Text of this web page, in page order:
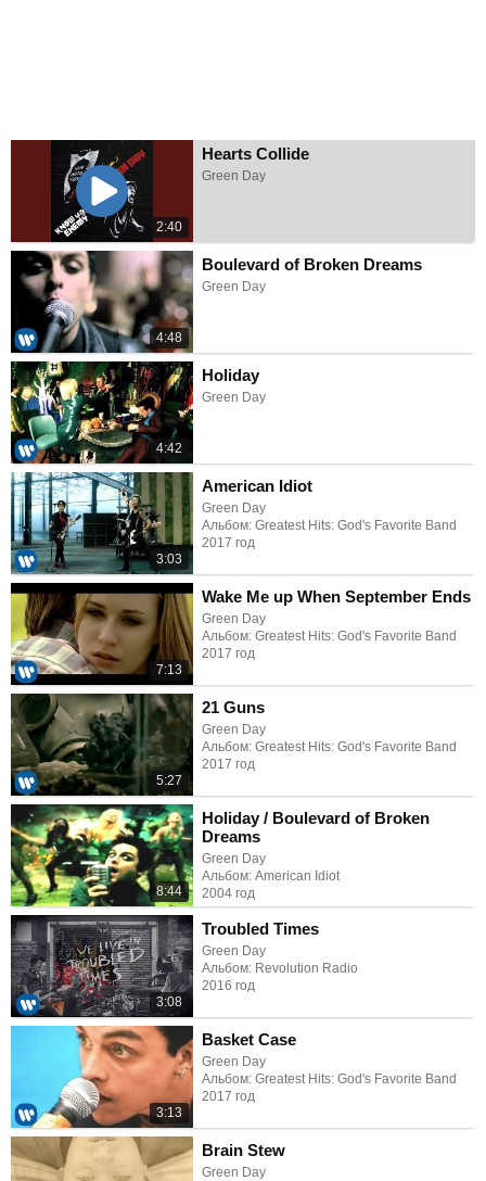
2:40
Hearts Collide
Green Day
4:48
Boulevard of Broken Dreams
Green Day
4:42
Holiday
Green Day
3:03
American Idiot
Green Day
Альбом: Greatest Hits: God's Favorite Band
2017 год
7:13
Wake Me up When September Ends
Green Day
Альбом: Greatest Hits: God's Favorite Band
2017 год
5:27
21 Guns
Green Day
Альбом: Greatest Hits: God's Favorite Band
2017 год
8:44
Holiday / Boulevard of Broken
Dreams
Green Day
Альбом: American Idiot
2004 год
3:08
Troubled Times
Green Day
Альбом: Revolution Radio
2016 год
3:13
Basket Case
Green Day
Альбом: Greatest Hits: God's Favorite Band
2017 год
Brain Stew
Green Day